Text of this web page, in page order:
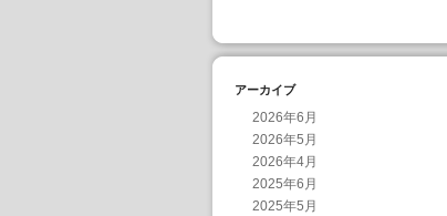
アーカイブ
2026年6月
2026年5月
2026年4月
2025年6月
2025年5月